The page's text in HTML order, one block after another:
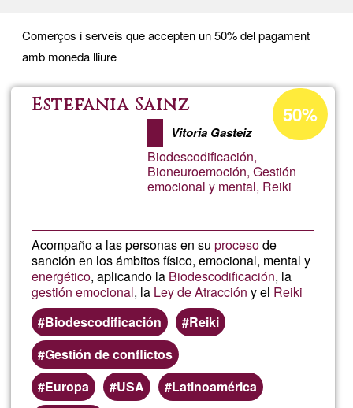
Comerços i serveis que accepten un 50% del pagament
amb moneda lliure
Estefania Sainz
Vitoria Gasteiz
Biodescodificación,
Bioneuroemoción, Gestión
emocional y mental, Reiki
Acompaño a las personas en suprocesode
sanción en los ámbitos físico, emocional, mental y
energético, aplicando la Biodescodificación, la
gestión emocional, la Ley de Atracción y el Reiki
Biodescodificación
Reiki
Gestión de conflictos
Europa
USA
Latinoamérica
Percentuale
di
accettazione
del
G1
50%